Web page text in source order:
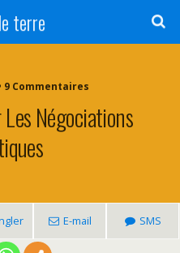
terre
9 Commentaires
Négociations
E-mail SMS